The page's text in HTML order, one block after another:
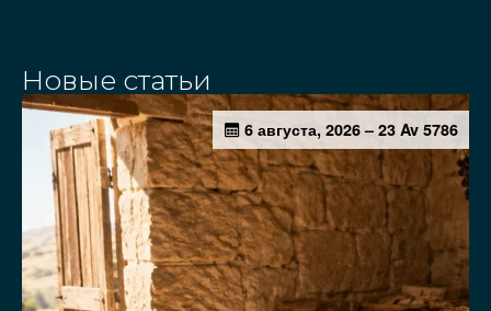
Новые статьи